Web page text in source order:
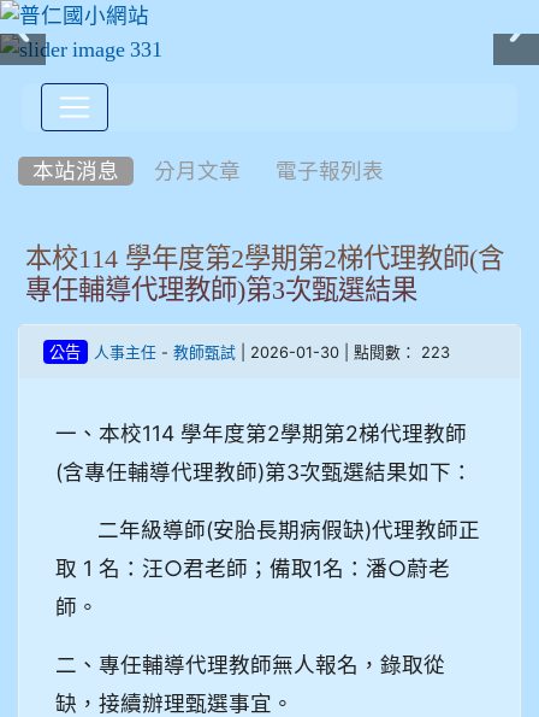
本站消息 分月文章 電子報列表
本校114 學年度第2學期第2梯代理教師(含
專任輔導代理教師)第3次甄選結果
公告 人事主任- 教師甄試| 2026-01-30 | 點閱數： 223
一、本校114 學年度第2學期第2梯代理教師
(含專任輔導代理教師)第3次甄選結果如下：
二年級導師(安胎長期病假缺)代理教師正
取 1 名：汪○君老師；備取1名：潘○蔚老
師。
二、專任輔導代理教師無人報名，錄取從
缺，接續辦理甄選事宜。